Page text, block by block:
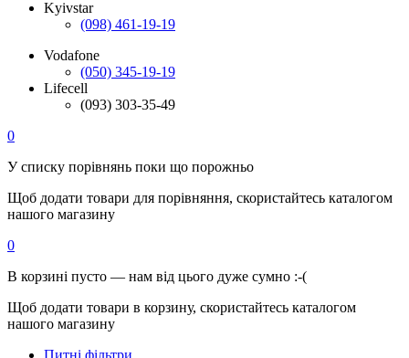
Kyivstar
(098) 461-19-19
Vodafone
(050) 345-19-19
Lifecell
(093) 303-35-49
0
У списку порівнянь поки що порожньо
Щоб додати товари для порівняння, скористайтесь каталогом
нашого магазину
0
В корзині пусто — нам від цього дуже сумно :-(
Щоб додати товари в корзину, скористайтесь каталогом
нашого магазину
Питні фільтри